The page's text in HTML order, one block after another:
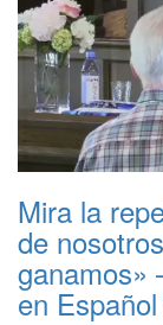
Mira la
de
ganamos»
en